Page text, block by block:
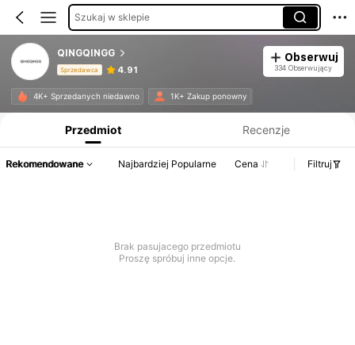
Szukaj w sklepie
QINGQINGG
Sprzedawca 4.91
Obserwuj
334 Obserwujący
4K+ Sprzedanych niedawno 1K+ Zakup ponowny
Przedmiot Recenzje
Rekomendowane Najbardziej Popularne Cena Filtruj
Brak pasujacego przedmiotu
Proszę spróbuj inne opcje.